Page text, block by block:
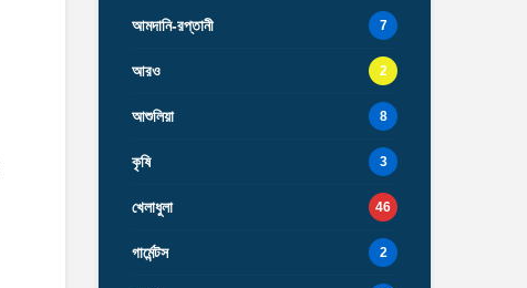
আমদানি-রপ্তানী 7
আরও 2
আশুলিয়া 8
কৃষি 3
খেলাধুলা 46
গার্মেন্টস 2